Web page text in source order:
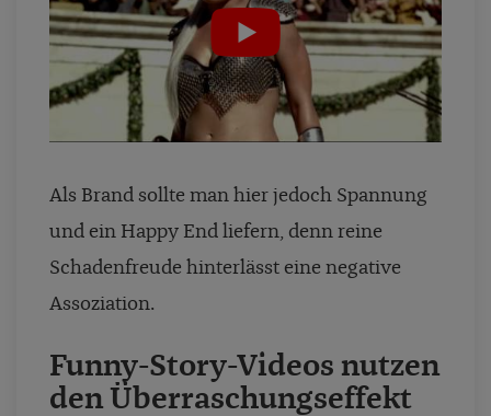
Als Brand sollte man hier jedoch Spannung
und ein Happy End liefern, denn reine
Schadenfreude hinterlässt eine negative
Assoziation.
Funny-Story-Videos nutzen
den Überraschungseffekt